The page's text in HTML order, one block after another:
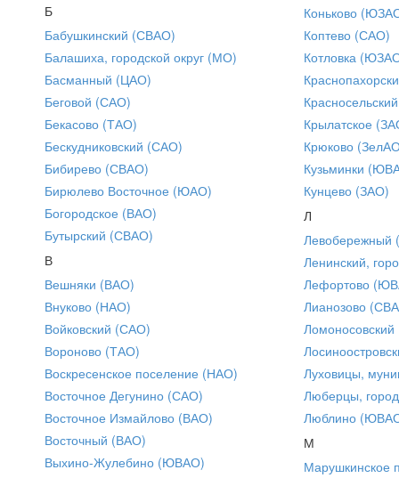
Б
Бабушкинский (СВАО)
Балашиха, городской округ (МО)
Басманный (ЦАО)
Беговой (САО)
Бекасово (ТАО)
Бескудниковский (САО)
Бибирево (СВАО)
Бирюлево Восточное (ЮАО)
Богородское (ВАО)
Бутырский (СВАО)
В
Вешняки (ВАО)
Внуково (НАО)
Войковский (САО)
Вороново (ТАО)
Воскресенское поселение (НАО)
Восточное Дегунино (САО)
Восточное Измайлово (ВАО)
Восточный (ВАО)
Выхино-Жулебино (ЮВАО)
Коньково
Коптево (САО)
Котловка
Крылатское
Крюково
Кузьминки
Кунцево (ЗАО)
Л
Ленинский,
Лефортово
Лианозово
Луховицы,
Люберцы,
Люблино
М
Марушкинское